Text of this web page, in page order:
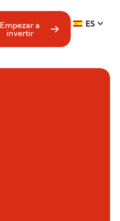
Empezar a
invertir
ES